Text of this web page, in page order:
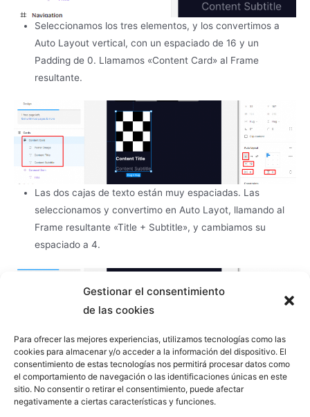
Gestionar el consentimiento
de las cookies
Para ofrecer las mejores experiencias, utilizamos tecnologías como las
cookies para almacenar y/o acceder a la información del dispositivo. El
consentimiento de estas tecnologías nos permitirá procesar datos como
el comportamiento de navegación o las identificaciones únicas en este
sitio. No consentir o retirar el consentimiento, puede afectar
negativamente a ciertas características y funciones.
Seleccionamos los tres elementos, y los convertimos a
Auto Layout vertical, con un espaciado de 16 y un
Padding de 0. Llamamos «Content Card» al Frame
resultante.
Las dos cajas de texto están muy espaciadas. Las
seleccionamos y convertimo en Auto Layot, llamando al
Frame resultante «Title + Subtitle», y cambiamos su
espaciado a 4.
Configuramos el «Content Card» con una anchura fija, y
por otro lado, dejamos tanto «Title + Subtitle» como las
dos capas que de texto que contiene, con la anchura